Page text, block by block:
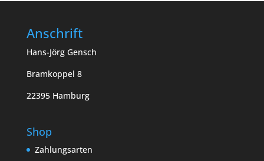
Anschrift
Hans-Jörg Gensch
Bramkoppel 8
22395 Hamburg
Shop
Zahlungsarten